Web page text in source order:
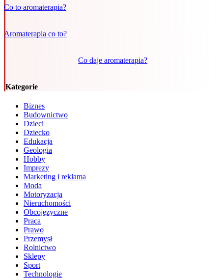
Co to aromaterapia?
Aromaterapia co to?
Co daje aromaterapia?
Kategorie
Biznes
Budownictwo
Dzieci
Dziecko
Edukacja
Geologia
Hobby
Imprezy
Marketing i reklama
Moda
Motoryzacja
Nieruchomości
Obcojęzyczne
Praca
Prawo
Przemysł
Rolnictwo
Sklepy
Sport
Technologie